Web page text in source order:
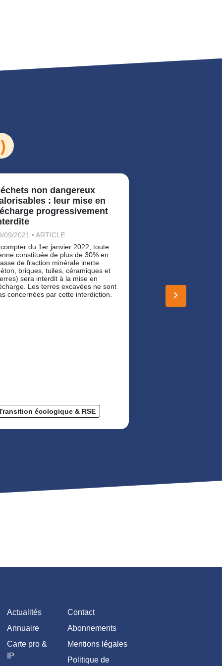
non dangereux
: leur mise en
progressivement
09/2021 • ARTICLE
du 1er janvier 2022, toute
constituée de plus de 30% en
de fraction minérale inerte
briques, tuiles, céramiques et
sera interdit à la mise en
Les terres excavées ne sont
concernées par cette interdiction.
écologique & RSE
naturelles, limiter
matériaux et
keyboard_arrow_right
Actualités
Annuaire
Carte pro &
IP
Contact
Abonnements
Mentions légales
Politique de